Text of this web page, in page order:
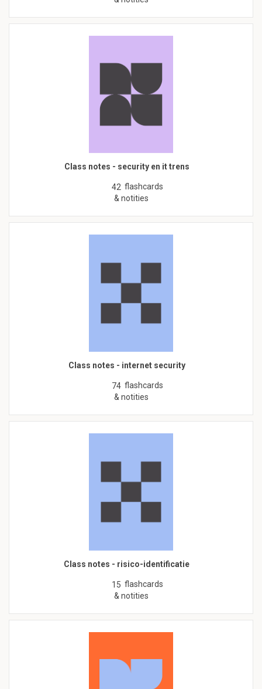
Class notes - security en it trens
42 flashcards
& notities
Class notes - internet security
74 flashcards
& notities
Class notes - risico-identificatie
15 flashcards
& notities